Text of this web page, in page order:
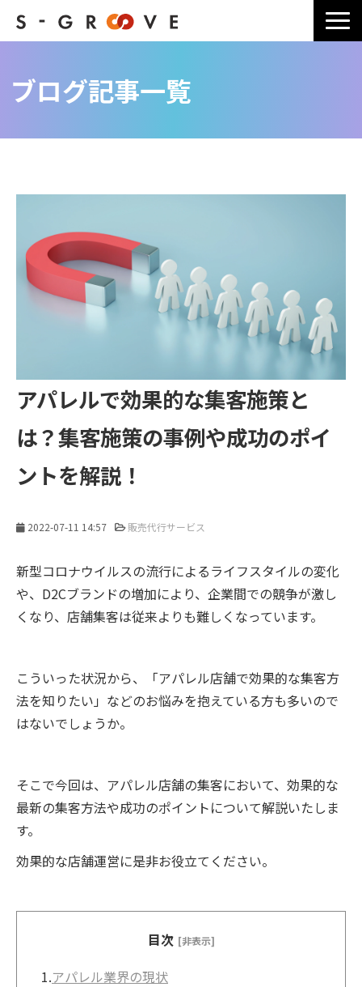
選ばれる理由
ブログ記事一覧
アパレルで効果的な集客施策と
は？集客施策の事例や成功のポイ
ントを解説！
2022-07-11 14:57 販売代行サービス
新型コロナウイルスの流行によるライフスタイルの変化
や、D2Cブランドの増加により、企業間での競争が激し
くなり、店舗集客は従来よりも難しくなっています。
こういった状況から、「アパレル店舗で効果的な集客方
法を知りたい」などのお悩みを抱えている方も多いので
はないでしょうか。
そこで今回は、アパレル店舗の集客において、効果的な
最新の集客方法や成功のポイントについて解説いたしま
す。
効果的な店舗運営に是非お役立てください。
目次 [非表示]
1.アパレル業界の現状